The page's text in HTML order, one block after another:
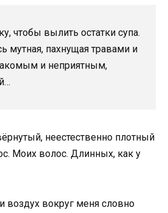
чтобы вылить остатки супа.
мутная, пахнущая травами и
и неприятным,
неестественно плотный
Моих волос. Длинных, как у
воздух вокруг меня словно